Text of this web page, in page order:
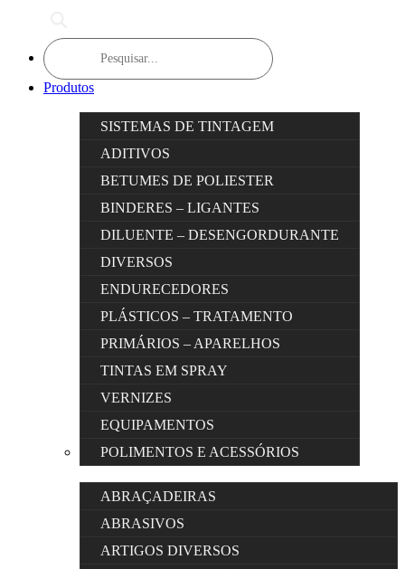
Products
search
Produtos
SISTEMAS DE TINTAGEM
ADITIVOS
BETUMES DE POLIESTER
BINDERES – LIGANTES
DILUENTE – DESENGORDURANTE
DIVERSOS
ENDURECEDORES
PLÁSTICOS – TRATAMENTO
PRIMÁRIOS – APARELHOS
TINTAS EM SPRAY
VERNIZES
EQUIPAMENTOS
POLIMENTOS E ACESSÓRIOS
ABRAÇADEIRAS
ABRASIVOS
ARTIGOS DIVERSOS